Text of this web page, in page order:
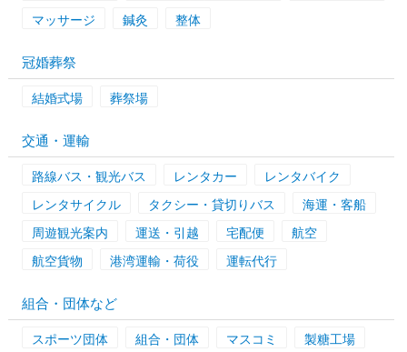
マッサージ
鍼灸 整体
冠婚葬祭
結婚式場 葬祭場
交通・運輸
路線バス・観光バス レンタカー
レンタバイク
レンタサイクル
タクシー・貸切りバス
海運・客船
周遊観光案内
運送・引越 宅配便
航空
航空貨物
港湾運輸・荷役 運転代行
組合・団体など
スポーツ団体 組合・団体 マスコミ
製糖工場